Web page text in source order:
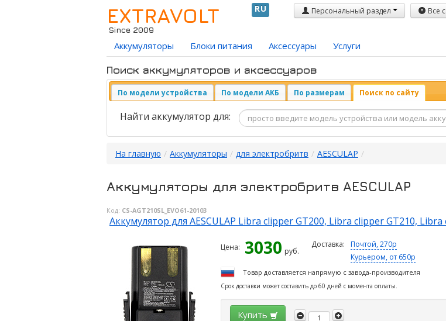
EXTRAVOLT
Since 2009
RU Персональный раздел Все
Аккумуляторы Блоки питания Аксессуары Услуги
Поиск аккумуляторов и аксессуаров
По модели устройства По модели АКБ По размерам Поиск по сайту
Найти аккумулятор для:
На главную / Аккумуляторы / для электробритв / AESCULAP /
Аккумуляторы для электробритв AESCULAP
Код: CS-AGT210SL_EVO61-20103
Аккумулятор для AESCULAP Libra clipper GT200, Libra clipper GT210,
Цена: 3030 руб.
Доставка:
Почтой, 270р
Курьером, от 650р
Товар доставляется напрямую с завода-производителя
Срок доставки может составить до 60 дней с момента оплаты.
Купить